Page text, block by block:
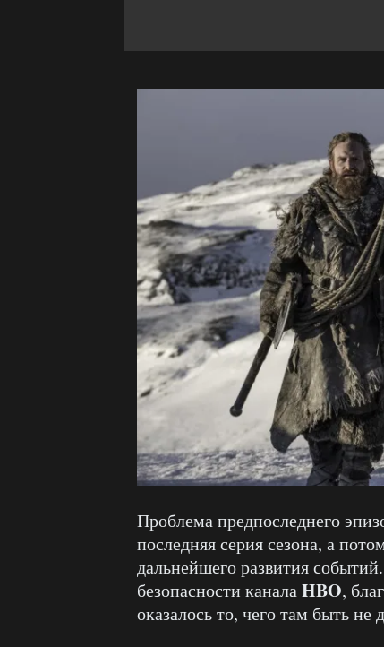
Проблема предпоследнего
последняя серия сезона, а
дальнейшего развития
безопасности каналаHBO,
оказалось то, чего там быть не